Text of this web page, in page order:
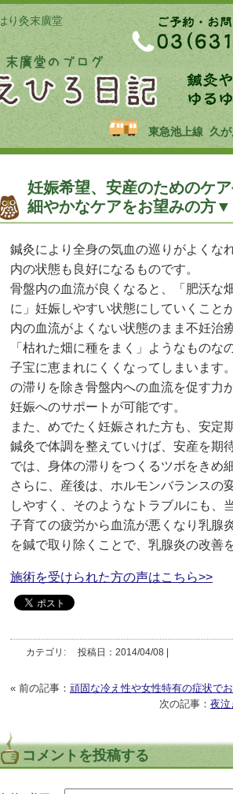
り灸末廣堂
東急池上線 久
妊娠希望、安産のためのケ
細やかなケアをお望みの方▼
鍼灸により全身の気血の巡りがよくな
内の状態も良好になるものです。
骨盤内の血流が良くなると、「肥沃な
に」妊娠しやすい状態にしていくこと
内の血流がよくない状態のまま不妊治
「枯れた畑に種をまく」ようなものな
子宝に恵まれにくくなってしまいます
の滞りを除き骨盤内への血流を促す力
妊娠へのサポートが可能です。
また、めでたく妊娠された方も、安定
鍼灸で体調を整えていけば、安産を期
では、身体の滞りをつくるツボをきめ
さらに、産後は、ホルモンバランスの
しやすく、そのようなトラブルにも、
子育ての疲労から血流が悪くなり乳腺
を鍼で取り除くことで、乳腺炎の改善
施術を受けられた方の声はこちら>>
カテゴリ: 投稿日：2014/04/08 |
« 前の記事： 頑固な冷え性や女性特有の症状で
次の記事： 夜泣
コメントを投稿する